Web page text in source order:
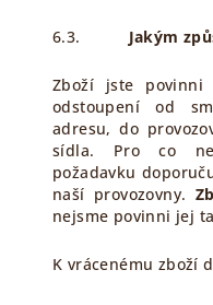
6.3. Jakým
Zboží jste
odstoupení od
adresu, do
sídla. Pro co
požadavku
naší provozovny.
nejsme povinni jej
K vrácenému zboží